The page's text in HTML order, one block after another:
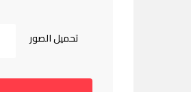
تحميل الصور